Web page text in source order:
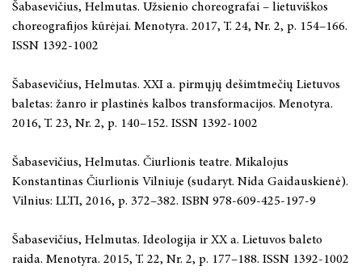
Šabasevičius, Helmutas. Užsienio choreografai – lietuviškos
choreografijos kūrėjai. Menotyra. 2017, T. 24, Nr. 2, p. 154–166.
ISSN 1392-1002
Šabasevičius, Helmutas. XXI a. pirmųjų dešimtmečių Lietuvos
baletas: žanro ir plastinės kalbos transformacijos. Menotyra.
2016, T. 23, Nr. 2, p. 140–152. ISSN 1392-1002
Šabasevičius, Helmutas. Čiurlionis teatre. Mikalojus
Konstantinas Čiurlionis Vilniuje (sudaryt. Nida Gaidauskienė).
Vilnius: LLTI, 2016, p. 372–382. ISBN 978-609-425-197-9
Šabasevičius, Helmutas. Ideologija ir XX a. Lietuvos baleto
raida. Menotyra. 2015, T. 22, Nr. 2, p. 177–188. ISSN 1392-1002